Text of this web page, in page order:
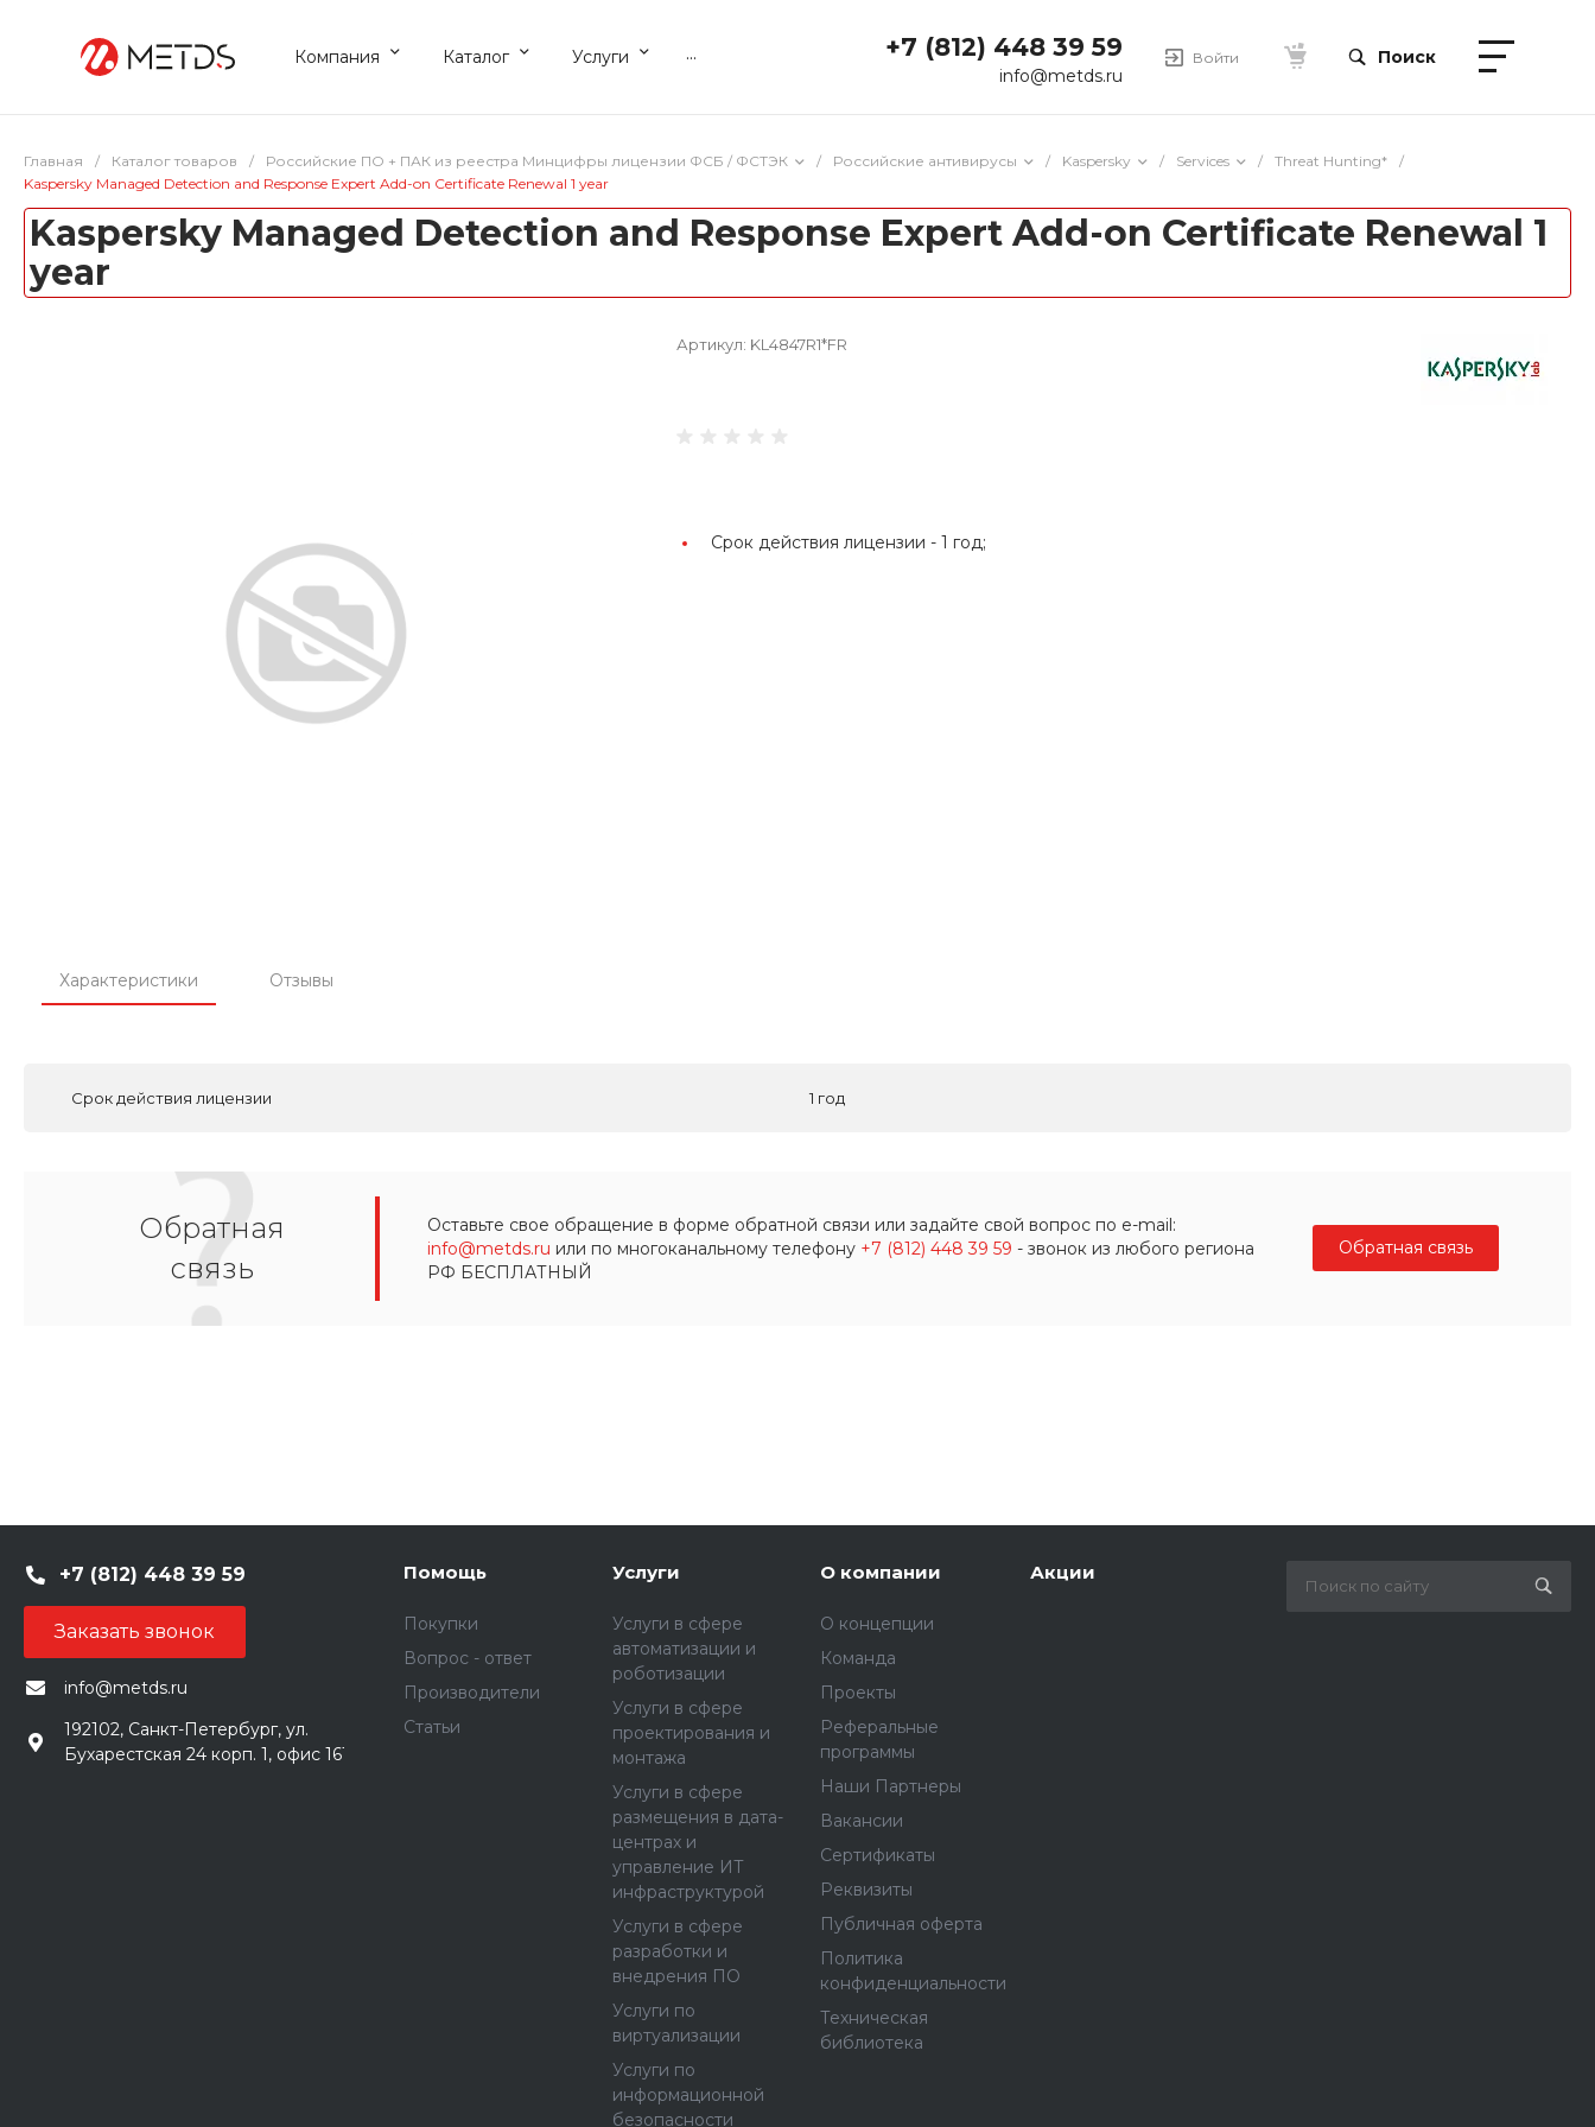
Компания Каталог Услуги ... +7 (812) 448 39 59
info@metds.ru
Войти Поиск
Главная / Каталог товаров / Российские ПО + ПАК из реестра Минцифры лицензии ФСБ / ФСТЭК / Российские антивирусы / Kaspersky / Services / Threat Hunting*
/
Kaspersky Managed Detection and Response Expert Add-on Certificate Renewal 1 year
Kaspersky Managed Detection and Response Expert Add-on Certificate Renewal 1
year
Артикул: KL4847R1*FR
Срок действия лицензии - 1 год;
Характеристики Отзывы
Срок действия лицензии 1 год
Обратная
связь
Оставьте свое обращение в форме обратной связи или задайте свой вопрос по e-mail:
info@metds.ru или по многоканальному телефону +7 (812) 448 39 59 - звонок из любого региона
РФ БЕСПЛАТНЫЙ
Обратная связь
+7 (812) 448 39 59
Заказать звонок
info@metds.ru
192102, Санкт-Петербург, ул.
Бухарестская 24 корп. 1, офис 161
Помощь
Покупки
Вопрос - ответ
Производители
Статьи
Услуги
Услуги в сфере
автоматизации и
роботизации
Услуги в сфере
проектирования и
монтажа
Услуги в сфере
размещения в дата-
центрах и
управление ИТ
инфраструктурой
Услуги в сфере
разработки и
внедрения ПО
Услуги по
виртуализации
Услуги по
информационной
безопасности
О компании
О концепции
Команда
Проекты
Реферальные
программы
Наши Партнеры
Вакансии
Сертификаты
Реквизиты
Публичная оферта
Политика
конфиденциальности
Техническая
библиотека
Акции